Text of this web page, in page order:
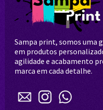
Sampa print, somos uma
em produtos
agilidade e acabamento
marca em cada detalhe.